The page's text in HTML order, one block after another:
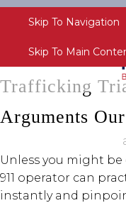
Skip To Navigation
Skip To Main
Sean ‘diddy’
Trafficking
Arguments
Unless you might
911 operator can
instantly and